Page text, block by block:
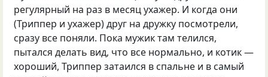
регулярный на раз в месяц ухажер. И когда они
(Триппер и ухажер) друг на дружку посмотрели,
сразу все поняли. Пока мужик там телился,
пытался делать вид, что все нормально, и котик —
хороший, Триппер затаился в спальне и в самый